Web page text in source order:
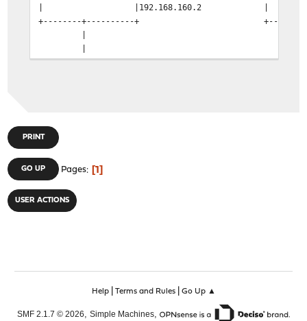
|
+--------+----------+ +---------
| |
+--------+----------+
|
|
|
v
PRINT
GO UP Pages 1
USER ACTIONS
Help| Terms and Rules| Go Up ▲
SMF 2.1.7 © 2026, Simple Machines,